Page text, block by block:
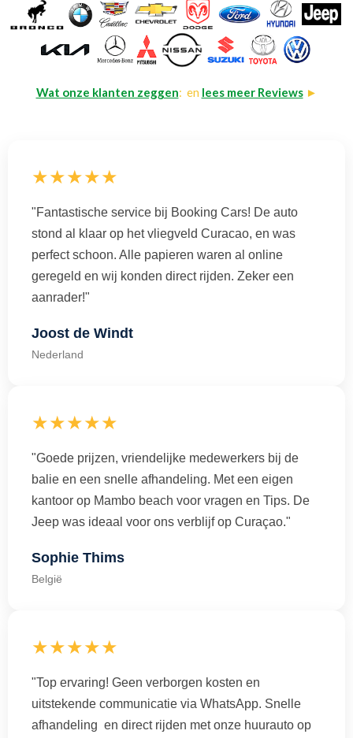
Wat onze klanten zeggen: en lees meer Reviews►
★★★★★
"Fantastische service bij Booking Cars! De auto
stond al klaar op het vliegveld Curacao, en was
perfect schoon. Alle papieren waren al online
geregeld en wij konden direct rijden. Zeker een
aanrader!"
Joost de Windt
Nederland
★★★★★
"Goede prijzen, vriendelijke medewerkers bij de
balie en een snelle afhandeling. Met een eigen
kantoor op Mambo beach voor vragen en Tips. De
Jeep was ideaal voor ons verblijf op Curaçao."
Sophie Thims
België
★★★★★
"Top ervaring! Geen verborgen kosten en
uitstekende communicatie via WhatsApp. Snelle
afhandeling en direct rijden met onze huurauto op